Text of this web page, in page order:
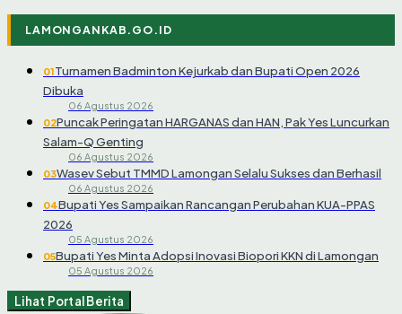
LAMONGANKAB.GO.ID
01Turnamen Badminton Kejurkab dan Bupati Open 2026
Dibuka
06 Agustus 2026
02Puncak Peringatan HARGANAS dan HAN, Pak Yes Luncurkan
Salam-Q Genting
06 Agustus 2026
03Wasev Sebut TMMD Lamongan Selalu Sukses dan Berhasil
06 Agustus 2026
04Bupati Yes Sampaikan Rancangan Perubahan KUA-PPAS
2026
05 Agustus 2026
05Bupati Yes Minta Adopsi Inovasi Biopori KKN di Lamongan
05 Agustus 2026
Lihat Portal Berita